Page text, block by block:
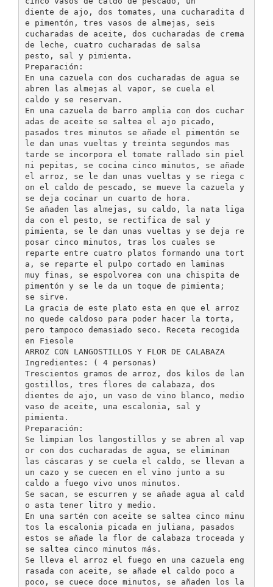
diente de ajo, dos tomates, una cucharadita d
e pimentón, tres vasos de almejas, seis
cucharadas de aceite, dos cucharadas de crema
de leche, cuatro cucharadas de salsa
pesto, sal y pimienta.
Preparación:
En una cazuela con dos cucharadas de agua se
abren las almejas al vapor, se cuela el
caldo y se reservan.
En una cazuela de barro amplia con dos cuchar
adas de aceite se saltea el ajo picado,
pasados tres minutos se añade el pimentón se
le dan unas vueltas y treinta segundos mas
tarde se incorpora el tomate rallado sin piel
ni pepitas, se cocina cinco minutos, se añade
el arroz, se le dan unas vueltas y se riega c
on el caldo de pescado, se mueve la cazuela y
se deja cocinar un cuarto de hora.
Se añaden las almejas, su caldo, la nata liga
da con el pesto, se rectifica de sal y
pimienta, se le dan unas vueltas y se deja re
posar cinco minutos, tras los cuales se
reparte entre cuatro platos formando una tort
a, se reparte el pulpo cortado en laminas
muy finas, se espolvorea con una chispita de
pimentón y se le da un toque de pimienta;
se sirve.
La gracia de este plato esta en que el arroz
no quede caldoso para poder hacer la torta,
pero tampoco demasiado seco. Receta recogida
en Fiesole
ARROZ CON LANGOSTILLOS Y FLOR DE CALABAZA
Ingredientes: ( 4 personas)
Trescientos gramos de arroz, dos kilos de lan
gostillos, tres flores de calabaza, dos
dientes de ajo, un vaso de vino blanco, medio
vaso de aceite, una escalonia, sal y
pimienta.
Preparación:
Se limpian los langostillos y se abren al vap
or con dos cucharadas de agua, se eliminan
las cáscaras y se cuela el caldo, se llevan a
un cazo y se cuecen en el vino junto a su
caldo a fuego vivo unos minutos.
Se sacan, se escurren y se añade agua al cald
o asta tener litro y medio.
En una sartén con aceite se saltea cinco minu
tos la escalonia picada en juliana, pasados
estos se añade la flor de calabaza troceada y
se saltea cinco minutos más.
Se lleva el arroz el fuego en una cazuela eng
rasada con aceite, se añade el caldo poco a
poco, se cuece doce minutos, se añaden los la